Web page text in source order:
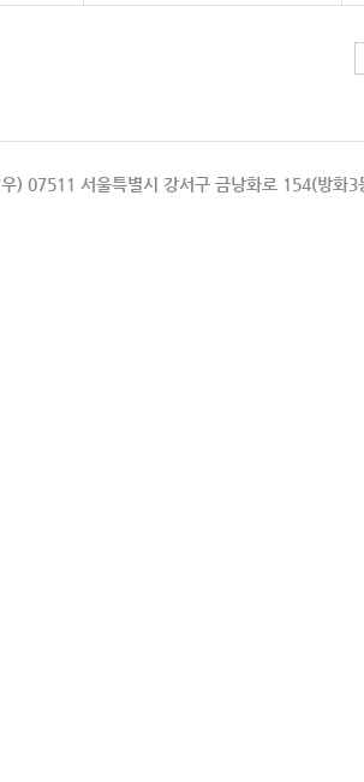
우) 07511 서울특별시 강서구 금낭화로 154(방화3